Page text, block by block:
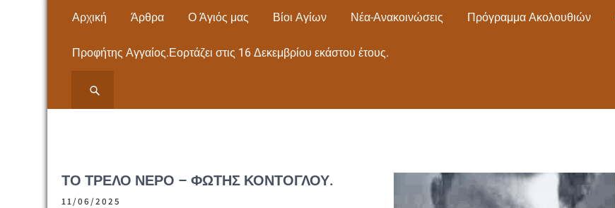
Αρχική Άρθρα Ο Άγιός μας Βίοι Αγίων Νέα-Ανακοινώσεις Πρόγραμμα Ακολουθιών
Προφήτης Αγγαίος.Εορτάζει στις 16 Δεκεμβρίου εκάστου έτους.
ΝΕΩΝ ΜΟΥΔΑΝΙΩΝ
ΤΟ ΤΡΕΛΌ ΝΕΡΌ – ΦΏΤΗΣ ΚΌΝΤΟΓΛΟΥ.
11/06/2025